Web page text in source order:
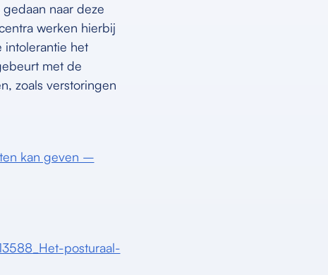
naar deze
werken hierbij
intolerantie het
met de
zoals verstoringen
kan geven –
posturaal-